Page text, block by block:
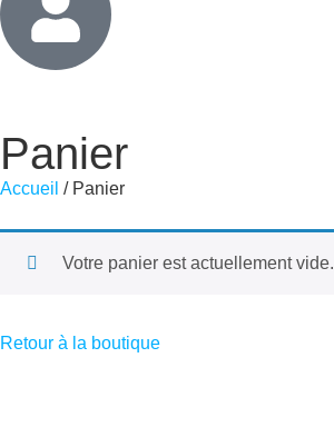
Panier
Accueil / Panier
Votre panier est actuellement vide.
Retour à la boutique